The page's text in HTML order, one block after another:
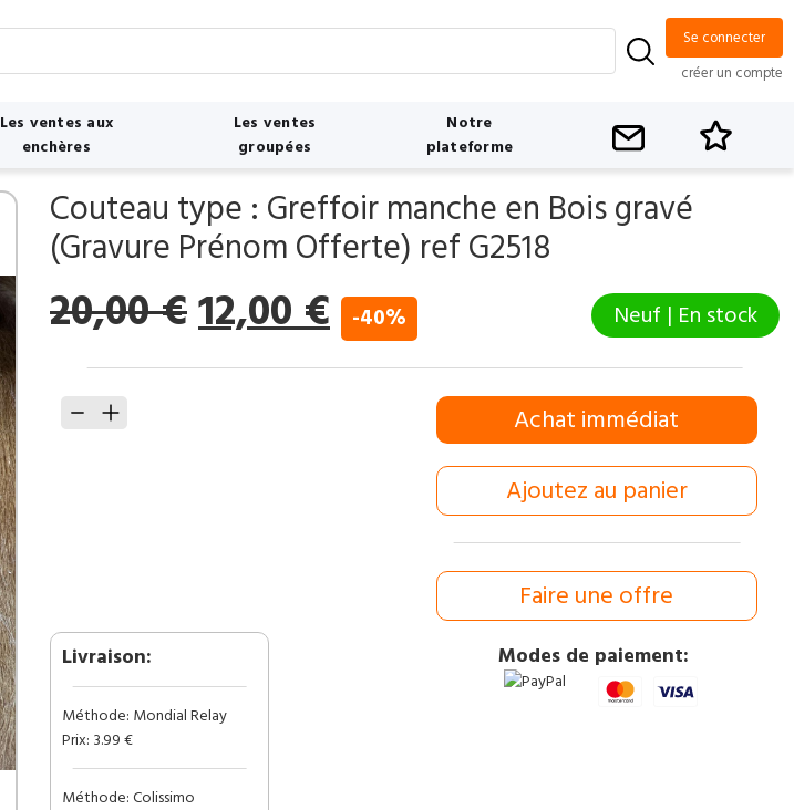
Se connecter
créer un compte
Les ventes aux
enchères
Les ventes
groupées
Notre
plateforme
Couteau type : Greffoir manche en Bois gravé
(Gravure Prénom Offerte) ref G2518
20,00€Le
prix
12,00€Le
prix
actuel
12,00 €.
-40% Neuf | En stock
quantité
gravé
(Gravure
Prénom
Offerte)
ref
G2518
Achat immédiat
Ajoutez au panier
Faire une offre
Livraison:
Méthode: Mondial Relay
Prix: 3.99 €
Méthode: Colissimo
Modes de paiement: